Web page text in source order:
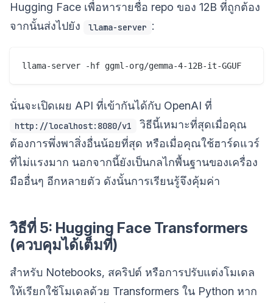
Hugging Face เพื่อหารายชื่อ repo ของ 12B ที่ถูกต้อง
จากนั้นส่งไปยัง
llama-server :
นั่นจะเปิดเผย API ที่เข้ากันได้กับ OpenAI ที่
http://localhost:8080/v1
วิธีนี้เหมาะที่สุดเมื่อคุณ
ต้องการพึ่งพาสิ่งอื่นน้อยที่สุด หรือเมื่อคุณใช้ฮาร์ดแวร์
ที่ไม่แรงมาก นอกจากนี้ยังเป็นกลไกพื้นฐานของเครื่อง
มืออื่นๆ อีกหลายตัว ดังนั้นการเรียนรู้จึงคุ้มค่า
วิธีที่ 5: Hugging Face Transformers
(ควบคุมได้เต็มที่)
สำหรับ Notebooks, สคริปต์ หรือการปรับแต่งโมเดล
ให้เรียกใช้โมเดลด้วย Transformers ใน Python หาก